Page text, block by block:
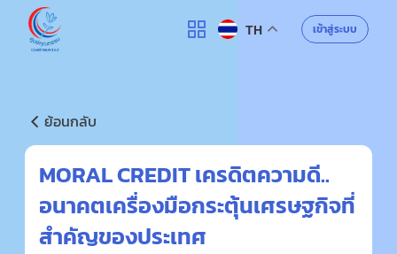
ศูนย์คุณธรรม TH เข้าสู่ระบบ
ย้อนกลับ
MORAL CREDIT เครดิตความดี..
อนาคตเครื่องมือกระตุ้นเศรษฐกิจที่
สำคัญของประเทศ